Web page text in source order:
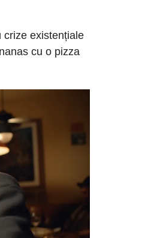
crize existențiale
cu o pizza